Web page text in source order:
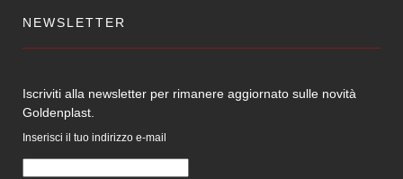
NEWSLETTER
Iscriviti alla newsletter per rimanere aggiornato sulle novità
Goldenplast.
Inserisci il tuo indirizzo e-mail